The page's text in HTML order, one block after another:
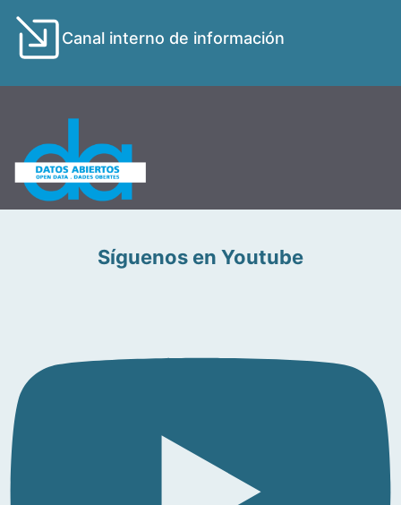
Canal interno de información
Síguenos en Youtube